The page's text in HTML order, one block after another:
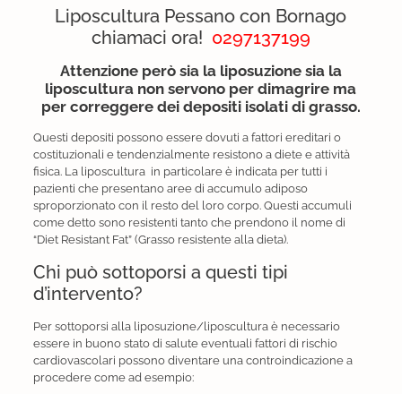
Liposcultura Pessano con Bornago
chiamaci ora! 0297137199
Attenzione però sia la liposuzione sia la
liposcultura non servono per dimagrire ma
per correggere dei depositi isolati di grasso.
Questi depositi possono essere dovuti a fattori ereditari o
costituzionali e tendenzialmente resistono a diete e attività
fisica. La liposcultura in particolare è indicata per tutti i
pazienti che presentano aree di accumulo adiposo
sproporzionato con il resto del loro corpo. Questi accumuli
come detto sono resistenti tanto che prendono il nome di
“Diet Resistant Fat” (Grasso resistente alla dieta).
Chi può sottoporsi a questi tipi
d’intervento?
Per sottoporsi alla liposuzione/liposcultura è necessario
essere in buono stato di salute eventuali fattori di rischio
cardiovascolari possono diventare una controindicazione a
procedere come ad esempio: